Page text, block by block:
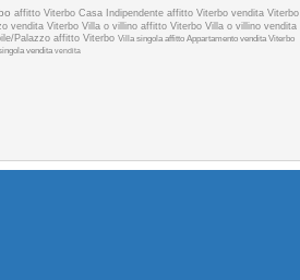
affitto Viterbo Casa Indipendente affitto Viterbo vendita Viterbo
vendita Viterbo Villa o villino affitto Viterbo Villa o villino vendita
Palazzo affitto Viterbo Villa singola affitto Appartamento vendita Viterbo
venditavendita